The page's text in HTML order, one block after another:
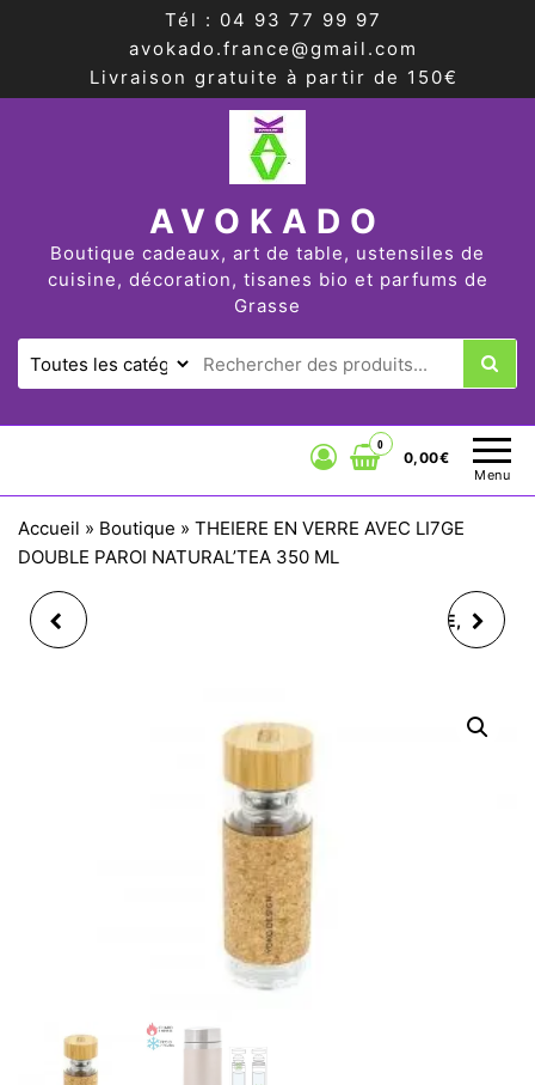
Tél : 04 93 77 99 97
avokado.france@gmail.com
Livraison gratuite à partir de 150€
AVOKADO
Boutique cadeaux, art de table, ustensiles de
cuisine, décoration, tisanes bio et parfums de
Grasse
Menu
0
0,00€
Accueil » Boutique » THEIERE EN VERRE AVEC LI7GE
DOUBLE PAROI NATURAL’TEA 350 ML
DOUBLE PAROI GARDEN
PAR'TEA 350 ML
THEIERE BLEU FONCE,
MALASIA 0,80 LT